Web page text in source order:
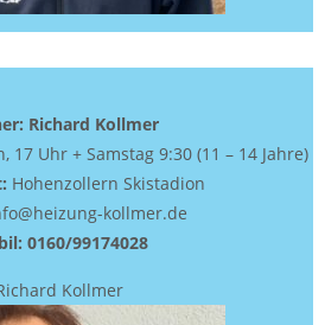
Richard Kollmer
17 Uhr + Samstag 9:30 (11 – 14 Jahre)
Hohenzollern Skistadion
kollmer.de
0160/99174028
Kollmer